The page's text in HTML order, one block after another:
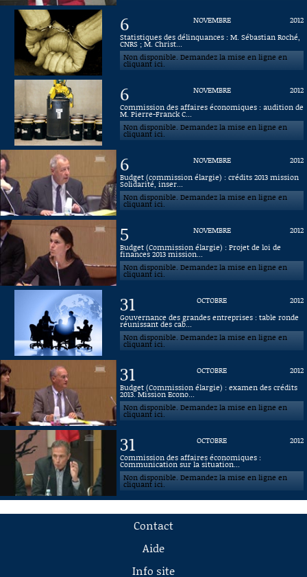
6 NOVEMBRE
2012
Statistiques des délinquances : M. Sébastian Roché,
CNRS ; M. Christ...
Non disponible. Demandez la mise en ligne en
cliquant ici.
6 NOVEMBRE
2012
Commission des affaires économiques : audition de
M. Pierre-Franck C...
Non disponible. Demandez la mise en ligne en
cliquant ici.
6 NOVEMBRE
2012
Budget (commission élargie) : crédits 2013 mission
Solidarité, inser...
Non disponible. Demandez la mise en ligne en
cliquant ici.
5 NOVEMBRE
2012
Budget (Commission élargie) : Projet de loi de
finances 2013 mission...
Non disponible. Demandez la mise en ligne en
cliquant ici.
31 OCTOBRE
2012
Gouvernance des grandes entreprises : table ronde
réunissant des cab...
Non disponible. Demandez la mise en ligne en
cliquant ici.
31 OCTOBRE
2012
Budget (Commission élargie) : examen des crédits
2013. Mission Econo...
Non disponible. Demandez la mise en ligne en
cliquant ici.
31 OCTOBRE
2012
Commission des affaires économiques :
Communication sur la situation...
Non disponible. Demandez la mise en ligne en
cliquant ici.
Contact
Aide
Info site